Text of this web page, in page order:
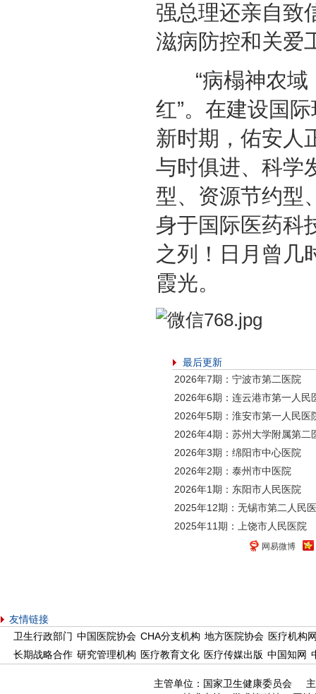
强总理还亲自致
滋病防控和关爱
“病榻神农域
红”。在建设国
新时期，佑安人
与时俱进、科学
型、资源节约型
身于国际医药科
之列！日月曾几
霞光。
最后更新
2026年7期：宁波市第二医院
2026年6期：连云港市第一人民
2026年5期：淮安市第一人民医
2026年4期：苏州大学附属第二
2026年3期：绵阳市中心医院
2026年2期：泰州市中医院
2026年1期：东阳市人民医院
2025年12期：无锡市第二人民
2025年11期：上饶市人民医院
网易微博
友情链接
卫生行政部门 中国医院协会 CHA分支机构 地方医院协会 医疗机构
长期战略合作 研究管理机构 医疗教育文化 医疗传媒出版 中国知网
主管单位：国家卫生健康委员会